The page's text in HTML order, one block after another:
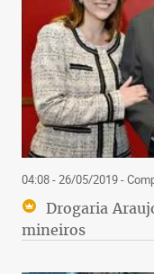
04:08 - 26/05/2019-
Drogaria
mineiros